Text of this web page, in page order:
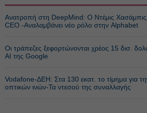
Ανατροπή στη DeepMind: Ο Ντέμις Χασάμπις
CEO -Αναλαμβάνει νέο ρόλο στην Alphabet
Οι τράπεζες ξεφορτώνονται χρέος 15 δισ.
AI της Google
Vodafone-ΔΕΗ: Στα 130 εκατ. το τίμημα για την
οπτικών ινών-Τα ντεσού της συναλλαγής